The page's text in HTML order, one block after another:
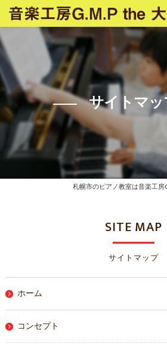
サイトマ
札幌市のピアノ教室は音楽工房
サイトマップ
SITE MAP
ホーム
コンセプト